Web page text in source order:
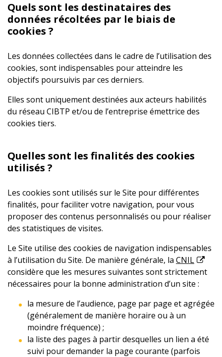
Quels sont les destinataires des
données récoltées par le biais de
cookies ?
Les données collectées dans le cadre de l’utilisation des
cookies, sont indispensables pour atteindre les
objectifs poursuivis par ces derniers.
Elles sont uniquement destinées aux acteurs habilités
du réseau CIBTP et/ou de l’entreprise émettrice des
cookies tiers.
Quelles sont les finalités des cookies
utilisés ?
Les cookies sont utilisés sur le Site pour différentes
finalités, pour faciliter votre navigation, pour vous
proposer des contenus personnalisés ou pour réaliser
des statistiques de visites.
Le Site utilise des cookies de navigation indispensables
à l’utilisation du Site. De manière générale, la CNIL
considère que les mesures suivantes sont strictement
nécessaires pour la bonne administration d’un site :
la mesure de l’audience, page par page et agrégée
(généralement de manière horaire ou à un
moindre fréquence) ;
la liste des pages à partir desquelles un lien a été
suivi pour demander la page courante (parfois